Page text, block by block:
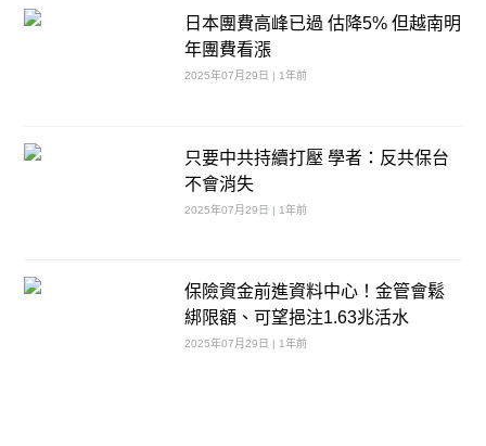
日本團費高峰已過 估降5% 但越南明
年團費看漲
2025年07月29日 | 1年前
只要中共持續打壓 學者：反共保台
不會消失
2025年07月29日 | 1年前
保險資金前進資料中心！金管會鬆
綁限額、可望挹注1.63兆活水
2025年07月29日 | 1年前